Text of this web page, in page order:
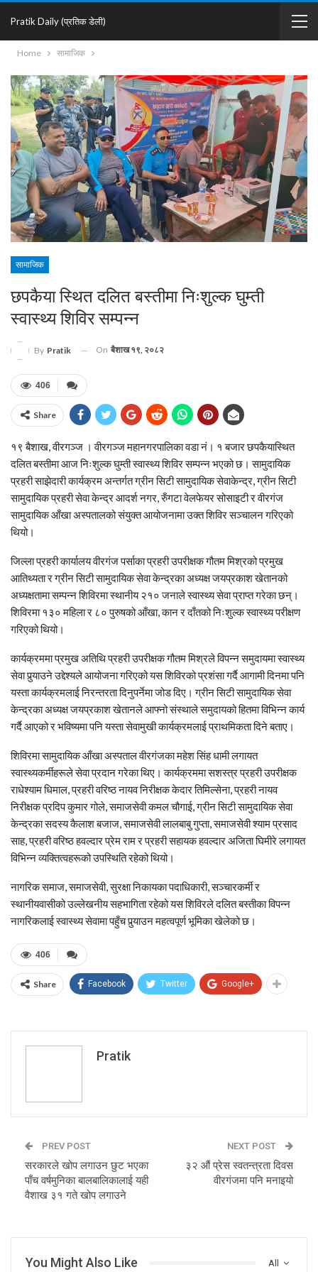
Pratik Daily (प्रतिक डेली)
Home सामाजिक
सामाजिक
छपकैया स्थित दलित बस्तीमा निःशुल्क घुम्ती
स्वास्थ्य शिविर सम्पन्न
By Pratik On बैशाख १९, २०८२
406
Share
१९ बैशाख, वीरगञ्ज । वीरगञ्ज महानगरपालिका वडा नं। १ बजार छपकैयास्थित
दलित बस्तीमा आज निःशुल्क घुम्ती स्वास्थ्य शिविर सम्पन्न भएको छ। सामुदायिक
प्रहरी साझेदारी कार्यक्रम अन्तर्गत ग्रीन सिटी सामुदायिक सेवाकेन्द्र, ग्रीन सिटी
सामुदायिक प्रहरी सेवा केन्द्र आदर्श नगर, रुँगटा वेलफेयर सोसाइटी र वीरगंज
सामुदायिक आँखा अस्पतालको संयुक्त आयोजनामा उक्त शिविर सञ्चालन गरिएको
थियो।
जिल्ला प्रहरी कार्यालय वीरगंज पर्साका प्रहरी उपरीक्षक गौतम मिश्रको प्रमुख
आतिथ्यता र ग्रीन सिटी सामुदायिक सेवा केन्द्रका अध्यक्ष जयप्रकाश खेतानको
अध्यक्षतामा सम्पन्न शिविरमा स्थानीय २१० जनाले स्वास्थ्य सेवा प्राप्त गरेका छन्।
शिविरमा १३० महिला र ८० पुरुषको आँखा, कान र दाँतको निःशुल्क स्वास्थ्य परीक्षण
गरिएको थियो।
कार्यक्रममा प्रमुख अतिथि प्रहरी उपरीक्षक गौतम मिश्रले विपन्न समुदायमा स्वास्थ्य
सेवा पुर्‍याउने उद्देश्यले आयोजना गरिएको यस शिविरको प्रशंसा गर्दै आगामी दिनमा पनि
यस्ता कार्यक्रमलाई निरन्तरता दिनुपर्नेमा जोड दिए। ग्रीन सिटी सामुदायिक सेवा
केन्द्रका अध्यक्ष जयप्रकाश खेतानले आफ्नो संस्थाले समुदायको हितमा विभिन्न कार्य
गर्दै आएको र भविष्यमा पनि यस्ता सेवामुखी कार्यक्रमलाई प्राथमिकता दिने बताए।
शिविरमा सामुदायिक आँखा अस्पताल वीरगंजका महेश सिंह धामी लगायत
स्वास्थ्यकर्मीहरूले सेवा प्रदान गरेका थिए। कार्यक्रममा सशस्त्र प्रहरी उपरीक्षक
राधेश्याम धिमाल, प्रहरी वरिष्ठ नायव निरीक्षक केदार तिमिल्सेना, प्रहरी नायव
निरीक्षक प्रदिप कुमार गोले, समाजसेवी कमल चौगाई, ग्रीन सिटी सामुदायिक सेवा
केन्द्रका सदस्य कैलाश बजाज, समाजसेवी लालबाबु गुप्ता, समाजसेवी श्याम प्रसाद
साह, प्रहरी वरिष्ठ हवल्दार प्रेम राम र प्रहरी सहायक हवल्दार अजिता घिमीरे लगायत
विभिन्न व्यक्तित्वहरूको उपस्थिति रहेको थियो।
नागरिक समाज, समाजसेवी, सुरक्षा निकायका पदाधिकारी, सञ्चारकर्मी र
स्थानीयवासीको उल्लेखनीय सहभागिता रहेको यस शिविरले दलित बस्तीका विपन्न
नागरिकलाई स्वास्थ्य सेवामा पहुँच पुर्‍याउन महत्वपूर्ण भूमिका खेलेको छ।
406
Share Facebook Twitter Google+
Pratik
PREV POST
सरकारले खोप लगाउन छुट भएका
पाँच वर्षमुनिका बालबालिकालाई यही
वैशाख ३१ गते खोप लगाउने
NEXT POST
३२ औं प्रेस स्वतन्त्रता दिवस
वीरगंजमा पनि मनाइयो
All
You Might Also Like